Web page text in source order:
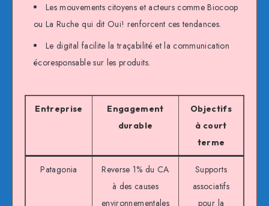
Les mouvements citoyens et acteurs comme Biocoop
ou La Ruche qui dit Oui! renforcent ces tendances.
Le digital facilite la traçabilité et la communication
écoresponsable sur les produits.
Entreprise
Engagement
durable
Objectifs
à court
terme
Patagonia
Reverse 1% du CA
à des causes
environnementales
Supports
associatifs
pour la